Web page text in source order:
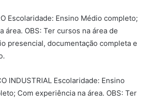
Escolaridade: Ensino Médio completo;
área. OBS: Ter cursos na área de
presencial, documentação completa e
INDUSTRIAL Escolaridade: Ensino
Com experiência na área. OBS: Ter